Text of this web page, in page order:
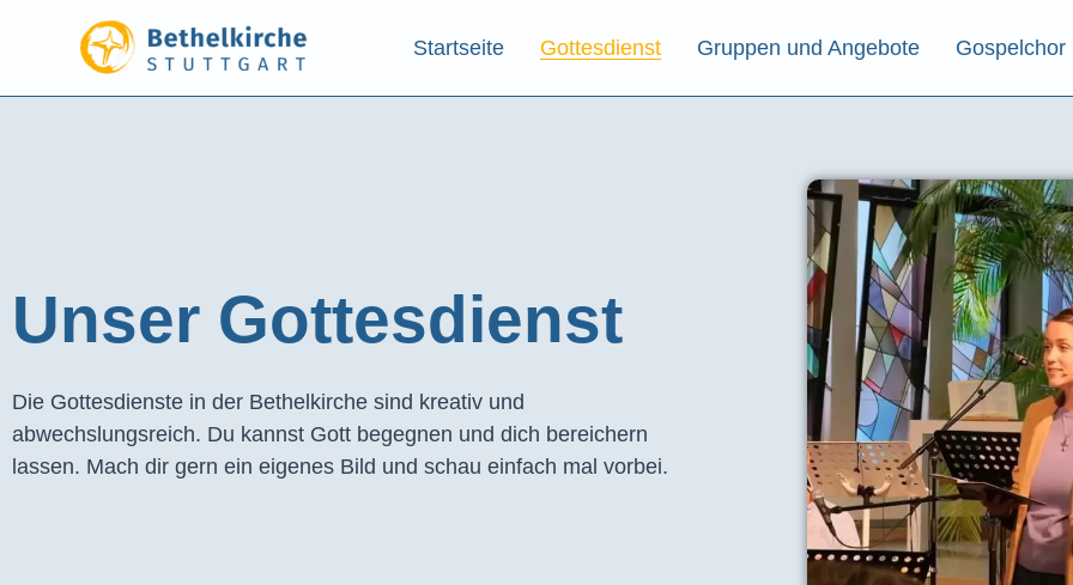
Startseite Gottesdienst Gruppen und Angebote Gospelchor
Unser Gottesdienst​
Die Gottesdienste in der Bethelkirche sind kreativ und
abwechslungsreich. Du kannst Gott begegnen und dich bereichern
lassen. Mach dir gern ein eigenes Bild und schau einfach mal vorbei.